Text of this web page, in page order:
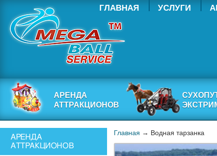
ГЛАВНАЯ УСЛУГИ
АРЕНДА
АТТРАКЦИОНОВ
АРЕНДА
АТТРАКЦИОНОВ
Главная → Водная тарзанка